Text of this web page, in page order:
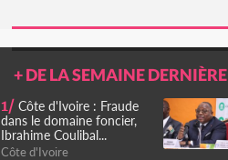
+ DE LA SEMAINE DERNIÈRE
1/ Côte d'Ivoire : Fraude
dans le domaine foncier,
Ibrahime Coulibal...
Côte d'Ivoire